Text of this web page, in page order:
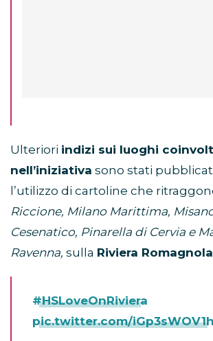
Ulteriori indizi sui luoghi
nell’iniziativa sono stati
l’utilizzo di cartoline che
Riccione, Milano Marittima,
Cesenatico, Pinarella di Cervia e
Ravenna, sulla Riviera
#HSLoveOnRiviera
pic.twitter.com/iGp3sWOV1h